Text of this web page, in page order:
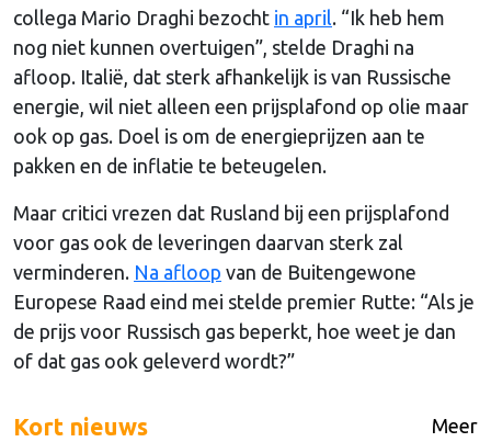
collega Mario Draghi bezocht in april. “Ik heb hem
nog niet kunnen overtuigen”, stelde Draghi na
afloop. Italië, dat sterk afhankelijk is van Russische
energie, wil niet alleen een prijsplafond op olie maar
ook op gas. Doel is om de energieprijzen aan te
pakken en de inflatie te beteugelen.
Maar critici vrezen dat Rusland bij een prijsplafond
voor gas ook de leveringen daarvan sterk zal
verminderen. Na afloop van de Buitengewone
Europese Raad eind mei stelde premier Rutte: “Als je
de prijs voor Russisch gas beperkt, hoe weet je dan
of dat gas ook geleverd wordt?”
Kort nieuws Meer